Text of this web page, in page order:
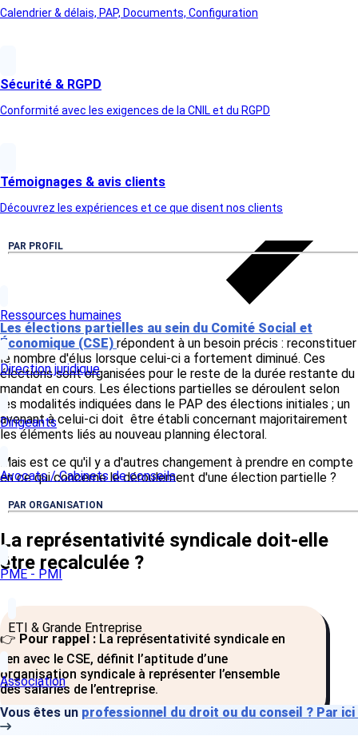
Calendrier & délais, PAP, Documents, Configuration
Sécurité & RGPD
Conformité avec les exigences de la CNIL et du RGPD
Témoignages & avis clients
Découvrez les expériences et ce que disent nos clients
PAR PROFIL
Ressources humaines
Direction juridique
Dirigeants
Avocats / Cabinets de conseils
PAR ORGANISATION
PME - PMI
ETI & Grande Entreprise
Association
Vous êtes un professionnel du droit ou du conseil ? Par ici
Article suivant
Les élections partielles au sein du Comité Social et
Économique (CSE) répondent à un besoin précis : reconstituer
le nombre d'élus lorsque celui-ci a fortement diminué. Ces
élections sont organisées pour le reste de la durée restante du
mandat en cours. Les élections partielles se déroulent selon
les modalités indiquées dans le PAP des élections initiales ; un
avenant à celui-ci doit être établi concernant majoritairement
les éléments liés au nouveau planning électoral.
Mais est ce qu'il y a d'autres changement à prendre en compte
en ce qui concerne le déroulement d'une élection partielle ?
La représentativité syndicale doit-elle
être recalculée ?
👉 Pour rappel : La représentativité syndicale en
lien avec le CSE, définit l’aptitude d’une
organisation syndicale à représenter l’ensemble
des salariés de l’entreprise.